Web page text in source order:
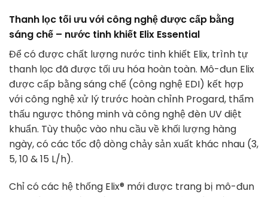
Thanh lọc tối ưu với công nghệ được cấp bằng
sáng chế – nước tinh khiết Elix Essential
Để có được chất lượng nước tinh khiết Elix, trình tự
thanh lọc đã được tối ưu hóa hoàn toàn. Mô-đun Elix
được cấp bằng sáng chế (công nghệ EDI) kết hợp
với công nghệ xử lý trước hoàn chỉnh Progard, thẩm
thấu ngược thông minh và công nghệ đèn UV diệt
khuẩn. Tùy thuộc vào nhu cầu về khối lượng hàng
ngày, có các tốc độ dòng chảy sản xuất khác nhau (3,
5, 10 & 15 L/h).
Chỉ có các hệ thống Elix® mới được trang bị mô-đun